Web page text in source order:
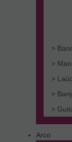
>
>
>
>
>
Arco